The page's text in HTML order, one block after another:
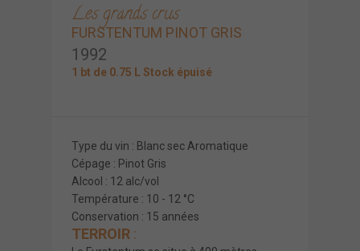
Les grands crus
FURSTENTUM PINOT GRIS
1992
1 bt de 0.75 L Stock épuisé
Type du vin : Blanc sec Aromatique
Cépage : Pinot Gris
Alcool : 12 alc/vol
Température : 10 - 12 °C
Conservation : 15 années
TERROIR :